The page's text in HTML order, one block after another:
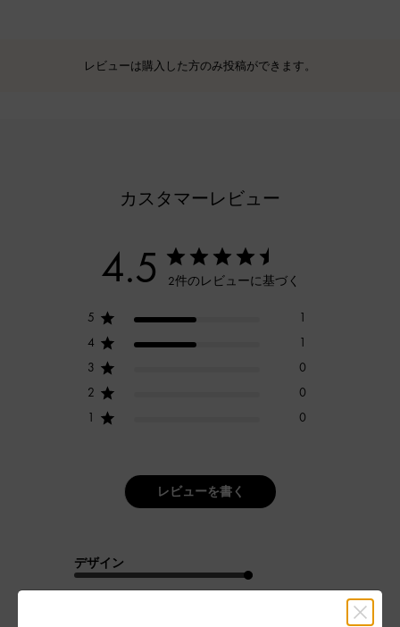
レビューは購入した方のみ投稿ができます。
カスタマーレビュー
4.5 2件のレビューに基づく
5
1
4
1
3
0
2
0
1
0
レビューを書く
デザイン